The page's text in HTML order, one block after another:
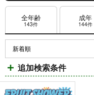
全年齢
143件
成年
144件
追加検索条件